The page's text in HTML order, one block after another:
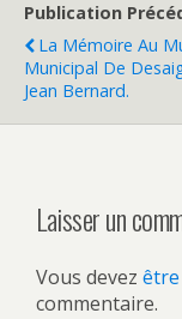
Publication
La Mémoire Au
Municipal De
Jean Bernard.
Laisser un
Vous devez être
commentaire.